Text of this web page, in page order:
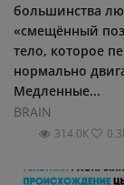
большинства
«смещённый
тело, которое
нормально
Медленные...
BRAIN
314.0К